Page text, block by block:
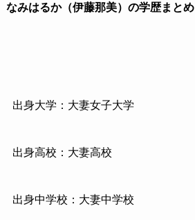
なみはるか（伊藤那美）の学歴まとめ
出身大学：大妻女子大学
出身高校：大妻高校
出身中学校：大妻中学校